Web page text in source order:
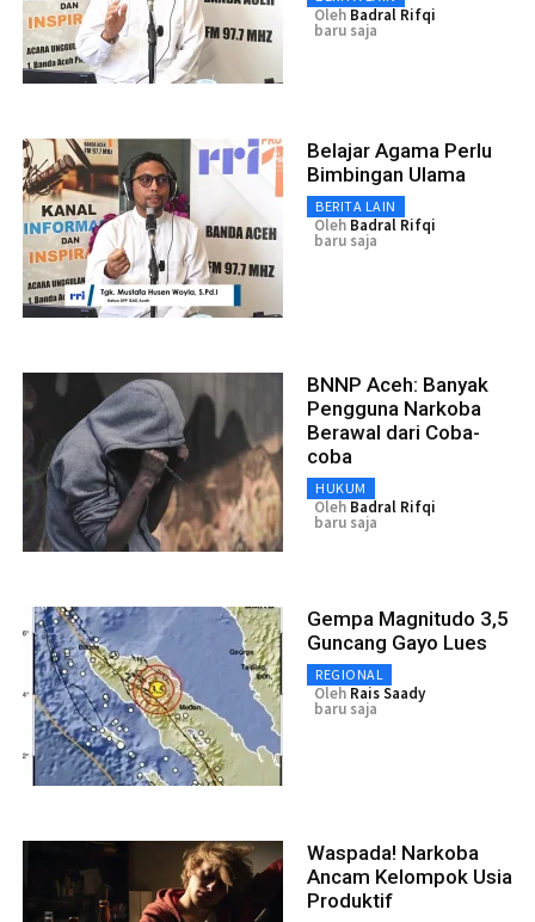
Oleh Badral Rifqi
baru saja
Belajar Agama Perlu
Bimbingan Ulama
BERITA LAIN
Oleh Badral Rifqi
baru saja
BNNP Aceh: Banyak
Pengguna Narkoba
Berawal dari Coba-
coba
HUKUM
Oleh Badral Rifqi
baru saja
Gempa Magnitudo 3,5
Guncang Gayo Lues
REGIONAL
Oleh Rais Saady
baru saja
Waspada! Narkoba
Ancam Kelompok Usia
Produktif